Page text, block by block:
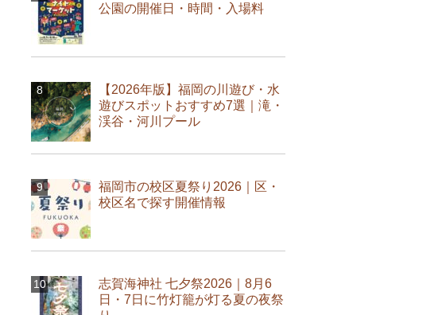
公園の開催日・時間・入場料
【2026年版】福岡の川遊び・水
遊びスポットおすすめ7選｜滝・
渓谷・河川プール
福岡市の校区夏祭り2026｜区・
校区名で探す開催情報
志賀海神社 七夕祭2026｜8月6
日・7日に竹灯籠が灯る夏の夜祭